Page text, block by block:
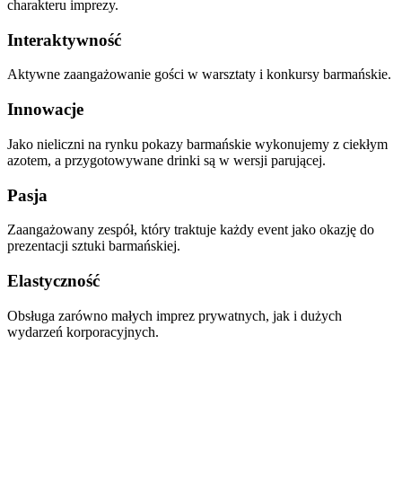
charakteru imprezy.
Interaktywność
Aktywne zaangażowanie gości w warsztaty i konkursy barmańskie.
Innowacje
Jako nieliczni na rynku pokazy barmańskie wykonujemy z ciekłym
azotem, a przygotowywane drinki są w wersji parującej.
Pasja
Zaangażowany zespół, który traktuje każdy event jako okazję do
prezentacji sztuki barmańskiej.
Elastyczność
Obsługa zarówno małych imprez prywatnych, jak i dużych
wydarzeń korporacyjnych.